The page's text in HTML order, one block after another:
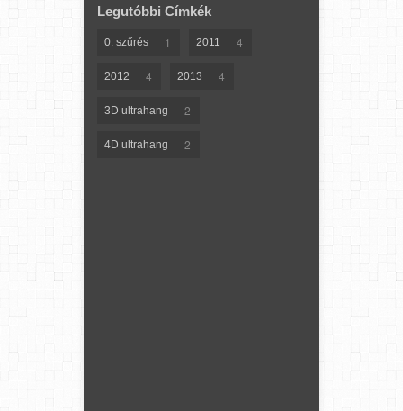
Legutóbbi Címkék
0. szűrés 1 2011 4
2012 4 2013 4
3D ultrahang 2
4D ultrahang 2